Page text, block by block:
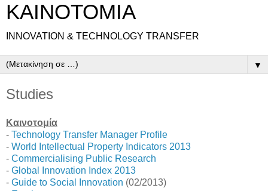
ΚΑΙΝΟΤΟΜΙΑ
INNOVATION & TECHNOLOGY TRANSFER
▼
Studies
Καινοτομία
- Technology Transfer Manager Profile
- World Intellectual Property Indicators 2013
- Commercialising Public Research
- Global Innovation Index 2013
- Guide to Social Innovation (02/2013)